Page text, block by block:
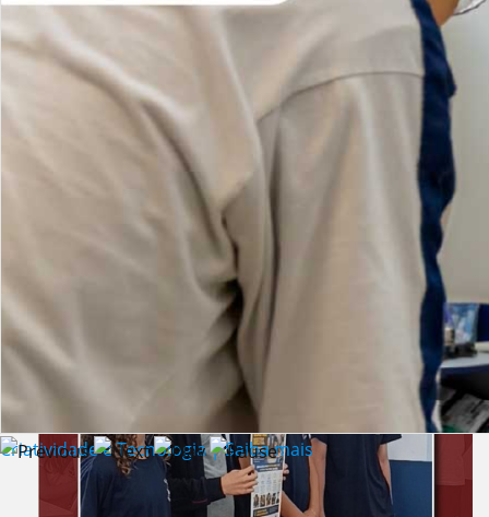
Criatividade e Tecnologia | Saiba mais